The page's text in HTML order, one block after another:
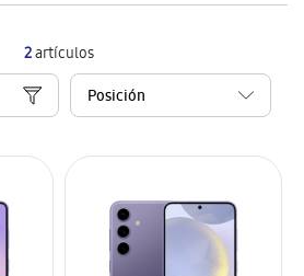
2artículos